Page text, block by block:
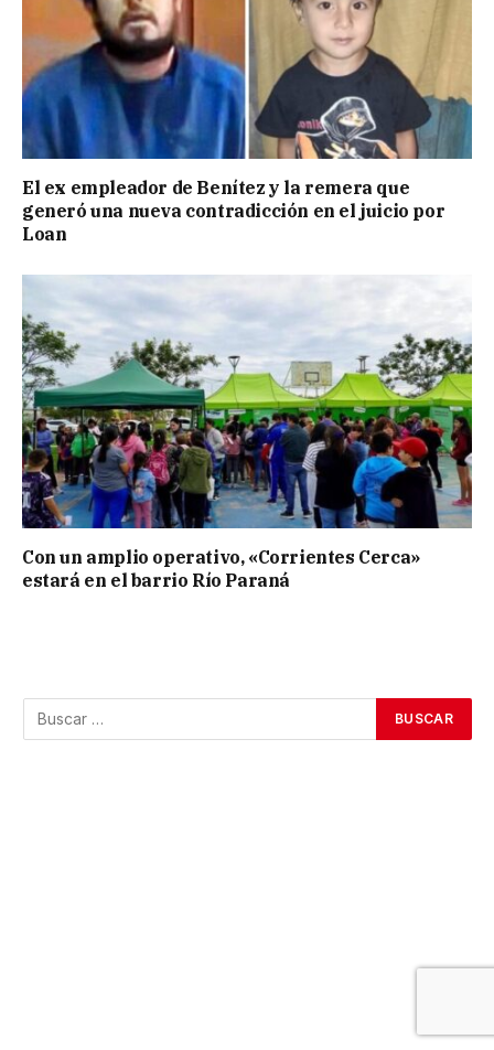
El ex empleador de Benítez y la remera que
generó una nueva contradicción en el juicio por
Loan
Con un amplio operativo, «Corrientes Cerca»
estará en el barrio Río Paraná